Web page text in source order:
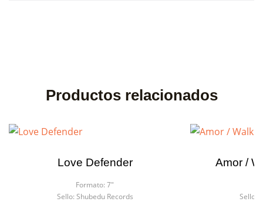
Productos relacionados
Love Defender
Formato: 7"
Sello: Shubedu Records
Amor /
Sello:
Crear lista de deseos ×
Nombre de la lista de deseos
Iniciar sesión ×
Debe iniciar sesión para guardar productos en su lista de